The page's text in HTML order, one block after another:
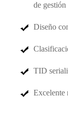
de
Diseño
TID
Excelente